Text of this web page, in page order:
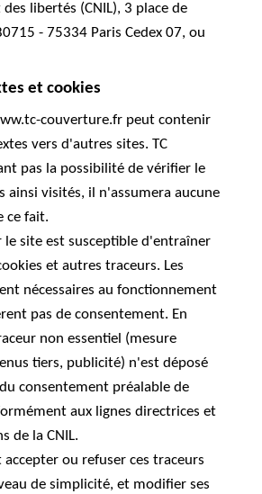
libertés (CNIL), 3 place de
- 75334 Paris Cedex 07, ou
et cookies
couverture.fr peut contenir
vers d'autres sites. TC
pas la possibilité de vérifier le
ainsi visités, il n'assumera aucune
ce fait.
le site est susceptible d'entraîner
et autres traceurs. Les
nécessaires au fonctionnement
pas de consentement. En
non essentiel (mesure
tiers, publicité) n'est déposé
consentement préalable de
aux lignes directrices et
de la CNIL.
ou refuser ces traceurs
de simplicité, et modifier ses